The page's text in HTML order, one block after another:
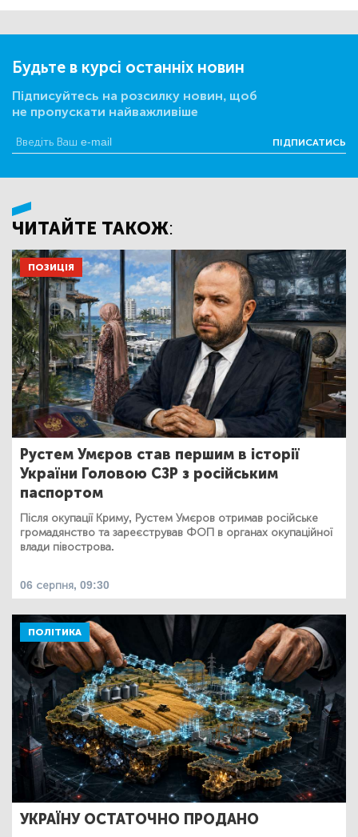
Будьте в курсі останніх новин
Підписуйтесь на розсилку новин, щоб
не пропускати найважливіше
ПІДПИСАТИСЬ
ЧИТАЙТЕ ТАКОЖ:
ПОЗИЦІЯ
Рустем Умєров став першим в історії
України Головою СЗР з російським
паспортом
Після окупації Криму, Рустем Умєров отримав російське
громадянство та зареєстрував ФОП в органах окупаційної
влади півострова.
06 серпня, 09:30
ПОЛІТИКА
УКРАЇНУ ОСТАТОЧНО ПРОДАНО